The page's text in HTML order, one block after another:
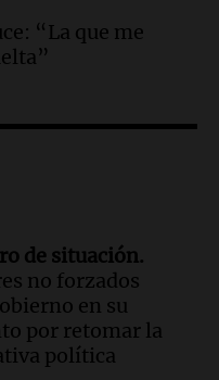
víctimas fatales
en el primer
Renata
a nivel
muchas
“La que me
de situación.
no forzados
en su
por retomar la
política